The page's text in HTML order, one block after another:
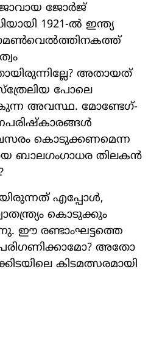
ജോര്‍ജ്
1921-ല്‍ ഇന്ത്യ
അതായത്
പോലെ
അവസ്ഥ. മോണ്ടേഗ്-
കൊടുക്കണമെന്ന
ബാലഗംഗാധര തിലകന്‍
എപ്പോള്‍,
കൊടുക്കും
ഈ രണ്ടാംഘട്ടത്തെ
പരിഗണിക്കാമോ? അതോ
കിടമത്സരമായി